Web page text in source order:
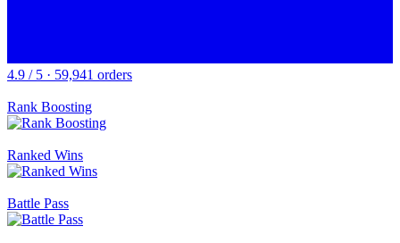
4.9 / 5 · 59,941 orders
Rank Boosting
Ranked Wins
Battle Pass